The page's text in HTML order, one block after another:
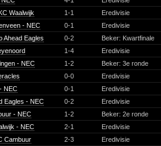
Waalwijk 1-1
Eredivisie
- NEC 0-1
Eredivisie
Ahead Eagles 0-2
Beker: Kwartfinale
1-4
Eredivisie
- NEC 1-2
Beker: 3e ronde
0-0
Eredivisie
NEC 0-1
Eredivisie
Eagles - NEC 0-2
Eredivisie
- NEC 1-2
Beker: 2e ronde
- NEC 2-1
Eredivisie
Cambuur 2-3
Eredivisie